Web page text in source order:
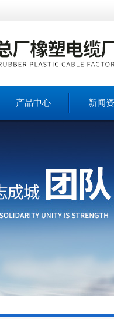
产品中心 新闻